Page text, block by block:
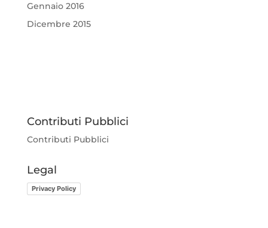
Gennaio 2016
Dicembre 2015
Contributi Pubblici
Contributi Pubblici
Legal
Privacy Policy